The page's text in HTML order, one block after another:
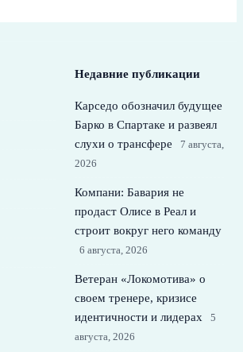
Недавние публикации
Карседо обозначил будущее
Барко в Спартаке и развеял
слухи о трансфере
7 августа,
2026
Компани: Бавария не
продаст Олисе в Реал и
строит вокруг него команду
6 августа, 2026
Ветеран «Локомотива» о
своем тренере, кризисе
идентичности и лидерах
5
августа, 2026